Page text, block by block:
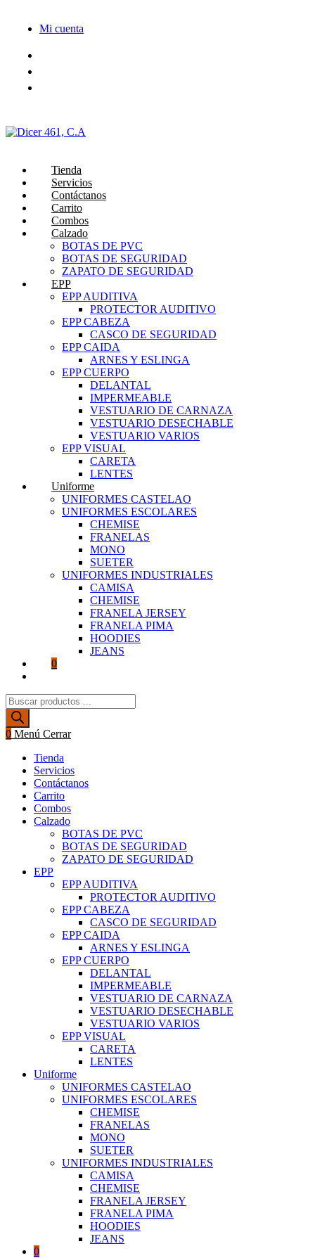
contenido
Mi cuenta
Tienda
Servicios
Contáctanos
Carrito
Combos
Calzado
BOTAS DE PVC
BOTAS DE SEGURIDAD
ZAPATO DE SEGURIDAD
EPP
EPP AUDITIVA
PROTECTOR AUDITIVO
EPP CABEZA
CASCO DE SEGURIDAD
EPP CAIDA
ARNES Y ESLINGA
EPP CUERPO
DELANTAL
IMPERMEABLE
VESTUARIO DE CARNAZA
VESTUARIO DESECHABLE
VESTUARIO VARIOS
EPP VISUAL
CARETA
LENTES
Uniforme
UNIFORMES CASTELAO
UNIFORMES ESCOLARES
CHEMISE
FRANELAS
MONO
SUETER
UNIFORMES INDUSTRIALES
CAMISA
CHEMISE
FRANELA JERSEY
FRANELA PIMA
HOODIES
JEANS
0
de
Búsqueda
de
productos
0 Menú Cerrar
Tienda
Servicios
Contáctanos
Carrito
Combos
Calzado
BOTAS DE PVC
BOTAS DE SEGURIDAD
ZAPATO DE SEGURIDAD
EPP
EPP AUDITIVA
PROTECTOR AUDITIVO
EPP CABEZA
CASCO DE SEGURIDAD
EPP CAIDA
ARNES Y ESLINGA
EPP CUERPO
DELANTAL
IMPERMEABLE
VESTUARIO DE CARNAZA
VESTUARIO DESECHABLE
VESTUARIO VARIOS
EPP VISUAL
CARETA
LENTES
Uniforme
UNIFORMES CASTELAO
UNIFORMES ESCOLARES
CHEMISE
FRANELAS
MONO
SUETER
UNIFORMES INDUSTRIALES
CAMISA
CHEMISE
FRANELA JERSEY
FRANELA PIMA
HOODIES
JEANS
0